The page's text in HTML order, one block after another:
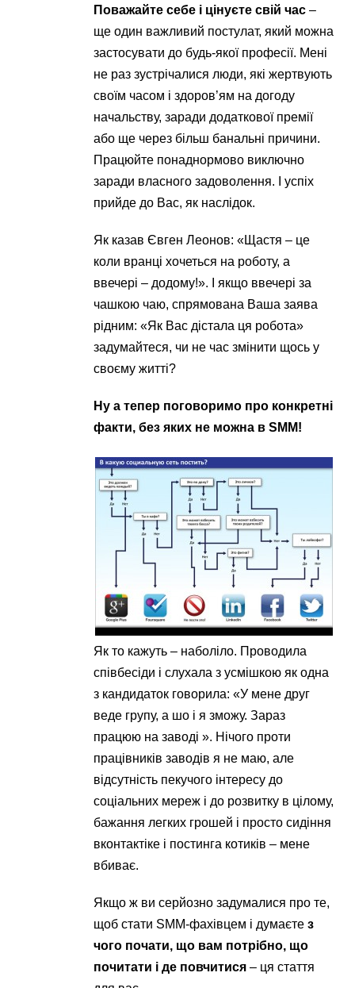
Поважайте себе і цінуєте свій час –
ще один важливий постулат, який можна
застосувати до будь-якої професії. Мені
не раз зустрічалися люди, які жертвують
своїм часом і здоров’ям на догоду
начальству, заради додаткової премії
або ще через більш банальні причини.
Працюйте понаднормово виключно
заради власного задоволення. І успіх
прийде до Вас, як наслідок.
Як казав Євген Леонов: «Щастя – це
коли вранці хочеться на роботу, а
ввечері – додому!». І якщо ввечері за
чашкою чаю, спрямована Ваша заява
рідним: «Як Вас дістала ця робота»
задумайтеся, чи не час змінити щось у
своєму житті?
Ну а тепер поговоримо про конкретні
факти, без яких не можна в SMM!
Як то кажуть – наболіло. Проводила
співбесіди і слухала з усмішкою як одна
з кандидаток говорила: «У мене друг
веде групу, а шо і я зможу. Зараз
працюю на заводі ». Нічого проти
працівників заводів я не маю, але
відсутність пекучого інтересу до
соціальних мереж і до розвитку в цілому,
бажання легких грошей і просто сидіння
вконтактіке і постинга котиків – мене
вбиває.
Якщо ж ви серйозно задумалися про те,
щоб стати SMM-фахівцем і думаєтез
чого почати, що вам потрібно, що
почитати і де повчитися – ця стаття